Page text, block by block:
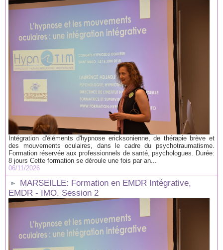
Intégration d'éléments d'hypnose ericksonienne, de thérapie brève et
des mouvements oculaires, dans le cadre du psychotraumatisme.
Formation réservée aux professionnels de santé, psychologues. Durée:
8 jours Cette formation se déroule une fois par an...
06/11/2026
MARSEILLE: Formation en EMDR Intégrative,
EMDR - IMO. Session 2